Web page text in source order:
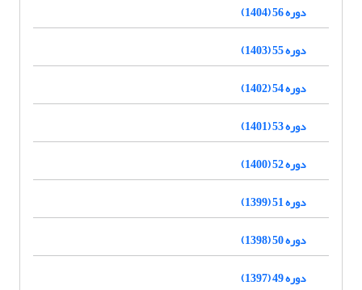
دوره 56 (1404)
دوره 55 (1403)
دوره 54 (1402)
دوره 53 (1401)
دوره 52 (1400)
دوره 51 (1399)
دوره 50 (1398)
دوره 49 (1397)